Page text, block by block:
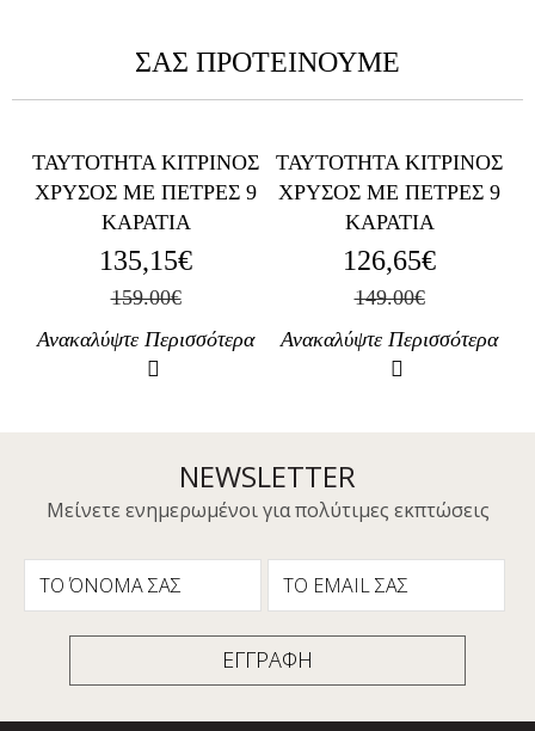
ΣΑΣ ΠΡΟΤΕΙΝΟΥΜΕ
ΤΑΥΤΟΤΗΤΑ ΚΙΤΡΙΝΟΣ
ΧΡΥΣΟΣ ΜΕ ΠΕΤΡΕΣ 9
ΚΑΡΑΤΙΑ
135,15€
159.00€
Ανακαλύψτε Περισσότερα
ΤΑΥΤΟΤΗΤΑ ΚΙΤΡΙΝΟΣ
ΧΡΥΣΟΣ ΜΕ ΠΕΤΡΕΣ 9
ΚΑΡΑΤΙΑ
126,65€
149.00€
Ανακαλύψτε Περισσότερα
NEWSLETTER
Mείνετε ενημερωμένοι για πολύτιμες εκπτώσεις